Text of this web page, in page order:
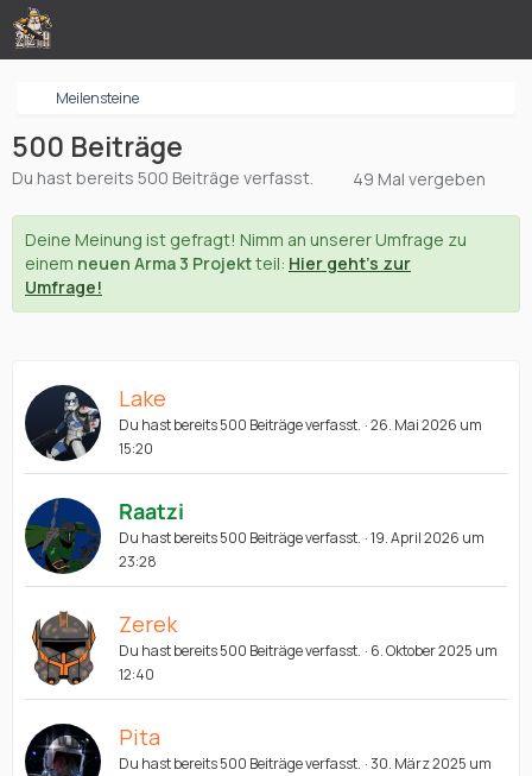
Meilensteine
500 Beiträge
Du hast bereits 500 Beiträge verfasst. 49 Mal vergeben
Deine Meinung ist gefragt! Nimm an unserer Umfrage zu
einem neuen Arma 3 Projektteil: Hier geht's zur
Umfrage!
Lake
Du hast bereits 500 Beiträge verfasst. 26. Mai 2026 um
15:20
Raatzi
Du hast bereits 500 Beiträge verfasst. 19. April 2026 um
23:28
Zerek
Du hast bereits 500 Beiträge verfasst. 6. Oktober 2025 um
12:40
Pita
Du hast bereits 500 Beiträge verfasst. 30. März 2025 um